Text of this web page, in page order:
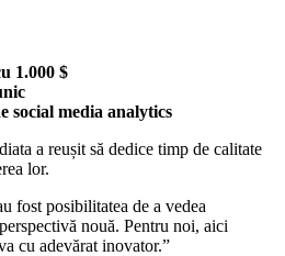
1.000 $
social media analytics
a reușit să dedice timp de calitate
lor.
fost posibilitatea de a vedea
nouă. Pentru noi, aici
cu adevărat inovator.”